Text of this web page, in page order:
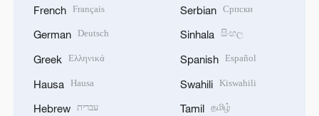
French Français
German Deutsch
Greek Ελληνικά
Hausa Hausa
Hebrew עברית
Serbian Српски
Sinhala සිංහල
Spanish Español
Swahili Kiswahili
Tamil தமிழ்